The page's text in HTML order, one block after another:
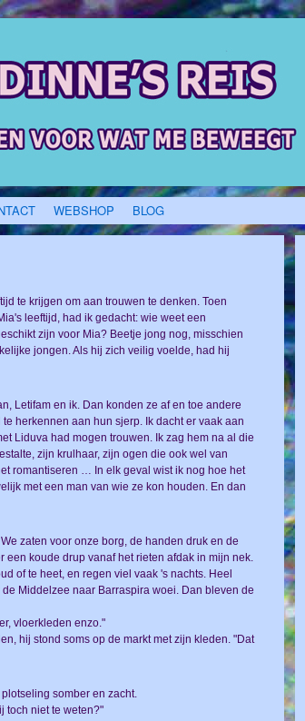
WEBSHOP BLOG
te krijgen om aan trouwen te denken. Toen
leeftijd, had ik gedacht: wie weet een
zijn voor Mia? Beetje jong nog, misschien
jongen. Als hij zich veilig voelde, had hij
Letifam en ik. Dan konden ze af en toe andere
herkennen aan hun sjerp. Ik dacht er vaak aan
Liduva had mogen trouwen. Ik zag hem na al die
zijn krulhaar, zijn ogen die ook wel van
romantiseren … In elk geval wist ik nog hoe het
met een man van wie ze kon houden. En dan
zaten voor onze borg, de handen druk en de
koude drup vanaf het rieten afdak in mijn nek.
of te heet, en regen viel vaak 's nachts. Heel
Middelzee naar Barraspira woei. Dan bleven de
vloerkleden enzo."
hij stond soms op de markt met zijn kleden. "Dat
somber en zacht.
toch niet te weten?"